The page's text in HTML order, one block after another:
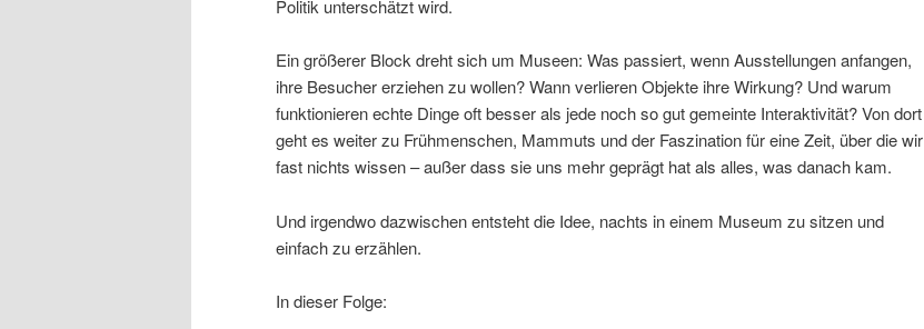
Politik unterschätzt wird.
Ein größerer Block dreht sich um Museen: Was passiert, wenn Ausstellungen anfangen,
ihre Besucher erziehen zu wollen? Wann verlieren Objekte ihre Wirkung? Und warum
funktionieren echte Dinge oft besser als jede noch so gut gemeinte Interaktivität? Von dort
geht es weiter zu Frühmenschen, Mammuts und der Faszination für eine Zeit, über die wir
fast nichts wissen – außer dass sie uns mehr geprägt hat als alles, was danach kam.
Und irgendwo dazwischen entsteht die Idee, nachts in einem Museum zu sitzen und
einfach zu erzählen.
In dieser Folge: